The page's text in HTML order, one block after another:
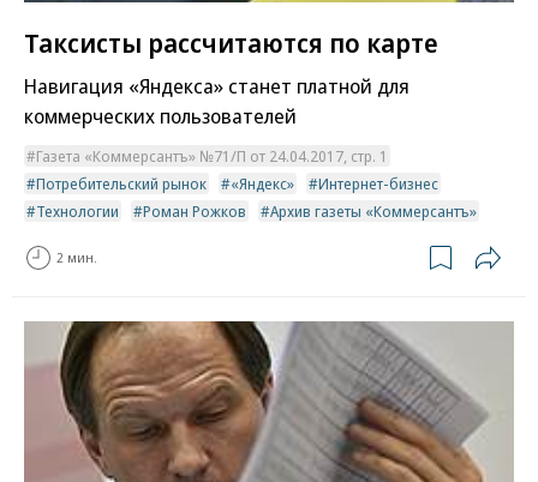
Таксисты рассчитаются по карте
Навигация «Яндекса» станет платной для
коммерческих пользователей
Газета «Коммерсантъ» №71/П от 24.04.2017, стр. 1
Потребительский рынок
«Яндекс»
Интернет-бизнес
Технологии
Роман Рожков Архив газеты «Коммерсантъ»
2 мин.